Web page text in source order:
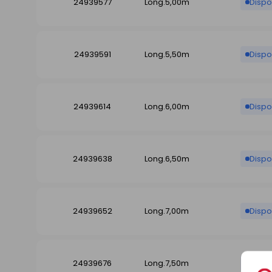
24939591 Long.5,50m
24939614 Long.6,00m
24939638 Long.6,50m
24939652 Long.7,00m
24939676 Long.7,50m